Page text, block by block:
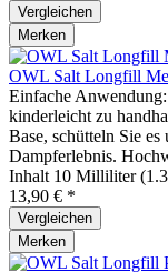
Vergleichen
Merken
OWL Salt Longfill
Einfache
kinderleicht zu
Base, schütteln Sie es
Dampferlebnis.
Inhalt 10 Milliliter
13,90 € *
Vergleichen
Merken